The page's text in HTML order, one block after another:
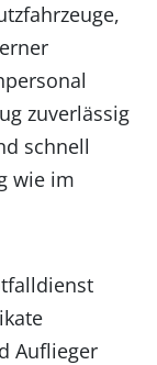
zuverlässig
schnell
wie im
Auflieger